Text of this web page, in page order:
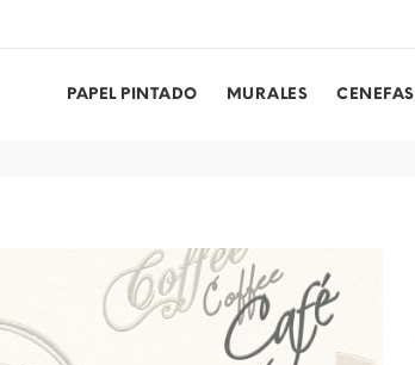
PAPEL PINTADO MURALES CENEFAS